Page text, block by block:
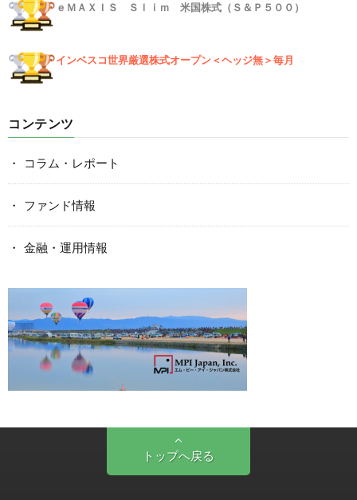
ｅＭＡＸＩＳ Ｓｌｉｍ 米国株式（Ｓ＆Ｐ５００）
インベスコ世界厳選株式オープン＜ヘッジ無＞毎月
コンテンツ
コラム・レポート
ファンド情報
金融・運用情報
トップへ戻る